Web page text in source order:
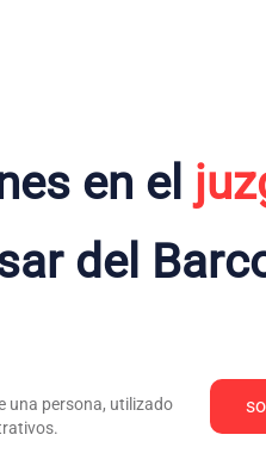
en el
del
una persona, utilizado